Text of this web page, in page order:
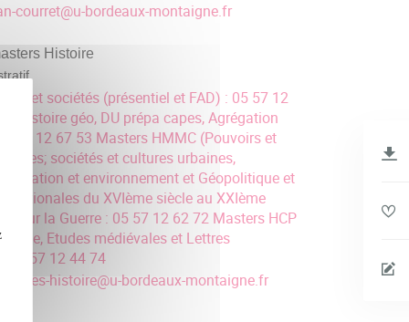
courret@u-bordeaux-montaigne.fr
Histoire
et sociétés (présentiel et FAD) : 05 57 12
2 Histoire géo, DU prépa capes, Agrégation
57 12 67 53 Masters HMMC (Pouvoirs et
sociétés et cultures urbaines,
et environnement et Géopolitique et
du XVIème siècle au XXIème
sur la Guerre : 05 57 12 62 72 Masters HCP
Etudes médiévales et Lettres
: 05 57 12 44 74
histoire@u-bordeaux-montaigne.fr